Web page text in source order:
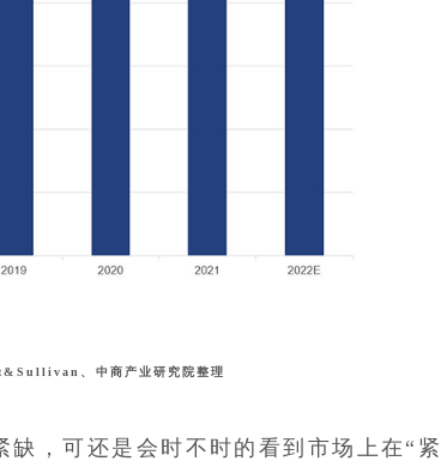
、中商产业研究院整理
，可还是会时不时的看到市场上在“紧